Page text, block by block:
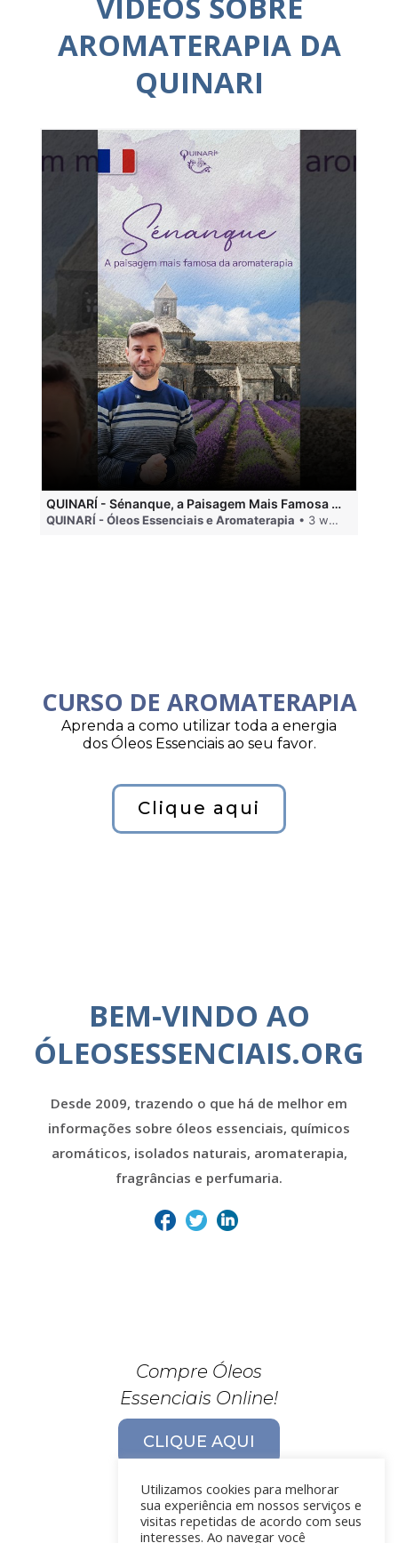
AROMATERAPIA DA
QUINARI
QUINARÍ - Sénanque, a Paisagem Mais Famosa da Aromaterapia
QUINARÍ - Óleos Essenciais e Aromaterapia • 3 weeks ago
CURSO DE AROMATERAPIA
Aprenda a como utilizar toda a energia
dos Óleos Essenciais ao seu favor.
Clique aqui
BEM-VINDO AO
ÓLEOSESSENCIAIS.ORG
Desde 2009, trazendo o que há de melhor em
informações sobre óleos essenciais, químicos
aromáticos, isolados naturais, aromaterapia,
fragrâncias e perfumaria.
Compre Óleos
Essenciais Online!
CLIQUE AQUI
Utilizamos cookies para melhorar
sua experiência em nossos serviços e
visitas repetidas de acordo com seus
interesses. Ao navegar você